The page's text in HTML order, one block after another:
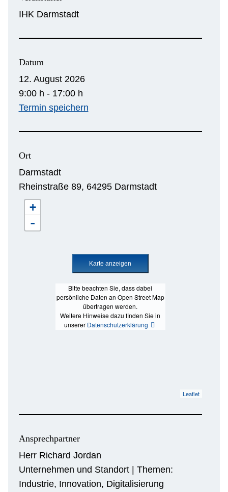
IHK Darmstadt
Datum
12. August 2026
9:00 h - 17:00 h
Termin speichern
Ort
Darmstadt
Rheinstraße 89, 64295 Darmstadt
Bitte beachten Sie, dass dabei
persönliche Daten an Open Street Map
übertragen werden.
Weitere Hinweise dazu finden Sie in
unserer Datenschutzerklärung
+
-
Leaflet
Ansprechpartner
Herr Richard Jordan
Unternehmen und Standort | Themen:
Industrie, Innovation, Digitalisierung